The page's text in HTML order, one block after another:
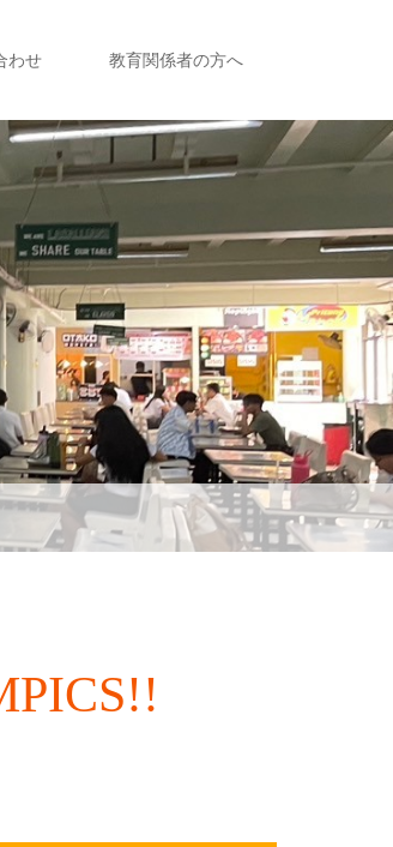
わせ 教育関係者の方へ